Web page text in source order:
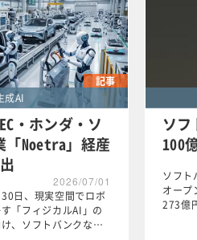
記事
成AI
・ホンダ・ソ
「Noetra」経産
2026/07/01
日、現実空間でロボ
「フィジカルAI」の
、ソフトバンクな…
ソフ
100
ソフト
オープ
273億